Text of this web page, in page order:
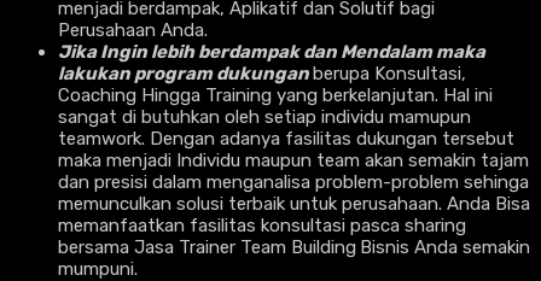
menjadi berdampak, Aplikatif dan Solutif bagi
Perusahaan Anda.
Jika Ingin lebih berdampak dan Mendalam maka
lakukan program dukunganberupa Konsultasi,
Coaching Hingga Training yang berkelanjutan. Hal ini
sangat di butuhkan oleh setiap individu mamupun
teamwork. Dengan adanya fasilitas dukungan tersebut
maka menjadi Individu maupun team akan semakin tajam
dan presisi dalam menganalisa problem-problem sehinga
memunculkan solusi terbaik untuk perusahaan. Anda Bisa
memanfaatkan fasilitas konsultasi pasca sharing
bersama Jasa Trainer Team Building Bisnis Anda semakin
mumpuni.